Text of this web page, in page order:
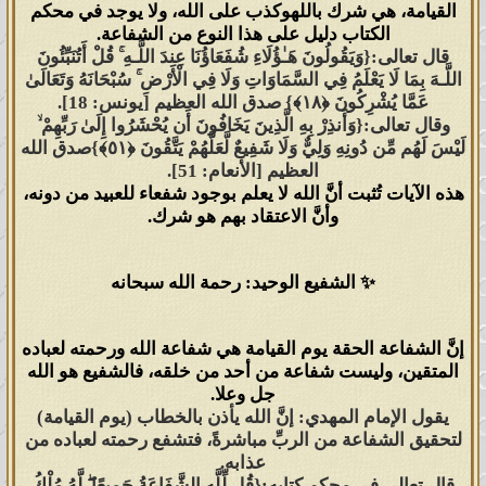
استجاب لدعوتهم في كلّ زمانٍ ومكانٍ
إلى يوم الدين. تصديقاً لقول الله تعالى:
{وَلَقَدْ أُوحِيَ إِلَيْكَ وَإِلَى الَّذِينَ مِن قَبْلِكَ
لَئِنْ أَشْرَكْتَ لَيَحْبَطَنَّ عَمَلُكَ وَلَتَكُونَنَّ مِنَ
الْخَاسِرِينَ ﴿٦٥﴾}
صدق الله العظيم
[الزمر].
عباده أنّ من أشرك بالله ليحبطنّ عمله
فلا يتقبل منه شيئاً فيكون من الخاسرين،
يشركوا بالله وأنذروا العباد أن ليس لهم
من دون الله لا وليٌّ ولا نبيٌّ يَشفع لهم
بين يدي الله.
القيامة، هيشرك باللهوكذب على الله، ولا يوجد في محكم
الكتاب دليل على هذا النوع من الشفاعة.
قال تعالى:{وَيَقُولُونَ هَـٰؤُلَاءِ شُفَعَاؤُنَا عِندَ اللَّـهِ ۚ قُلْ أَتُنَبِّئُونَ
اللَّـهَ بِمَا لَا يَعْلَمُ فِي السَّمَاوَاتِ وَلَا فِي الْأَرْضِ ۚ سُبْحَانَهُ وَتَعَالَىٰ
عَمَّا يُشْرِكُونَ ﴿١٨﴾}
صدق الله العظيم [يونس: 18].
وقال تعالى:{وَأَنذِرْ بِهِ الَّذِينَ يَخَافُونَ أَن يُحْشَرُوا إِلَىٰ رَبِّهِمْ ۙ
لَيْسَ لَهُم مِّن دُونِهِ وَلِيٌّ وَلَا شَفِيعٌ لَّعَلَّهُمْ يَتَّقُونَ ﴿٥١﴾}
صدق الله
العظيم [الأنعام: 51].
هذه الآيات تُثبت أنَّ الله لا يعلم بوجود شفعاء للعبيد من دونه،
وأنَّ الاعتقاد بهم هو شرك.
✨ الشفيع الوحيد: رحمة الله سبحانه
إنَّ الشفاعة الحقة يوم القيامة هي شفاعة الله ورحمته لعباده
المتقين، وليست شفاعة من أحد من خلقه، فالشفيع هو الله
جل وعلا.
يقول الإمام المهدي: إنَّ الله يأذن بالخطاب (يوم القيامة)
لتحقيق الشفاعة من الربِّ مباشرةً،فتشفع رحمته لعباده من
عذابه.